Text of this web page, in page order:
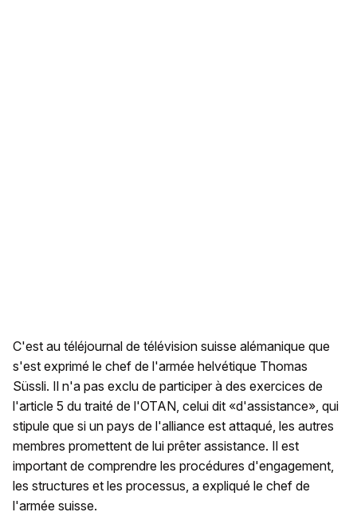
C'est au téléjournal de télévision suisse alémanique que
s'est exprimé le chef de l'armée helvétique Thomas
Süssli. Il n'a pas exclu de participer à des exercices de
l'article 5 du traité de l'OTAN, celui dit «d'assistance», qui
stipule que si un pays de l'alliance est attaqué, les autres
membres promettent de lui prêter assistance. Il est
important de comprendre les procédures d'engagement,
les structures et les processus, a expliqué le chef de
l'armée suisse.